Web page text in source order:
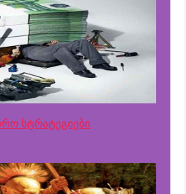
სტრატეგიები